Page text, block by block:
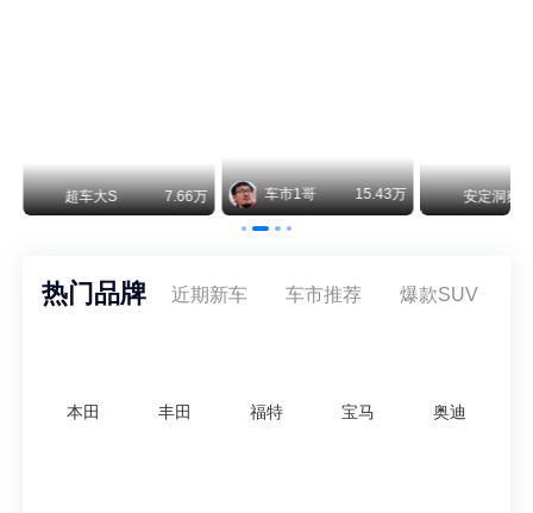
超车大S 7.66万 车市1哥 15.43万 安定洞察
热门品牌 近期新车 车市推荐 爆款SUV
本田 丰田 福特 宝马 奥迪